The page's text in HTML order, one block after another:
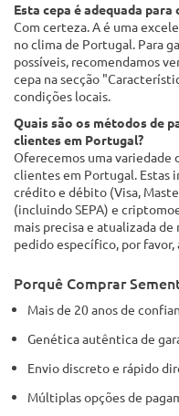
Esta cepa é adequada
Com certeza. A é uma
no clima de Portugal. Para
possíveis, recomendamos
cepa na secção
condições locais.
Quais são os métodos de
clientes em Portugal?
Oferecemos uma variedade
clientes em Portugal. Estas
crédito e débito (Visa,
(incluindo SEPA) e
mais precisa e atualizada
pedido específico, por favor,
Porquê Comprar
Mais de 20 anos de
Genética autêntica de
Envio discreto e rápido
Múltiplas opções de